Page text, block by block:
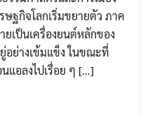
ษฐกิจโลกเริ่มขยายตัว ภาค
ยเป็นเครื่องยนต์หลักของ
อย่างเข้มแข็ง ในขณะที่
แอลงไปเรื่อย ๆ […]